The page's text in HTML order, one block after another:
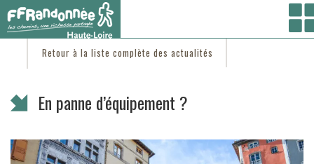
Vous êtes ici :Accueil/C'est d'actu
Retour à la liste complète des actualités
En panne d’équipement ?